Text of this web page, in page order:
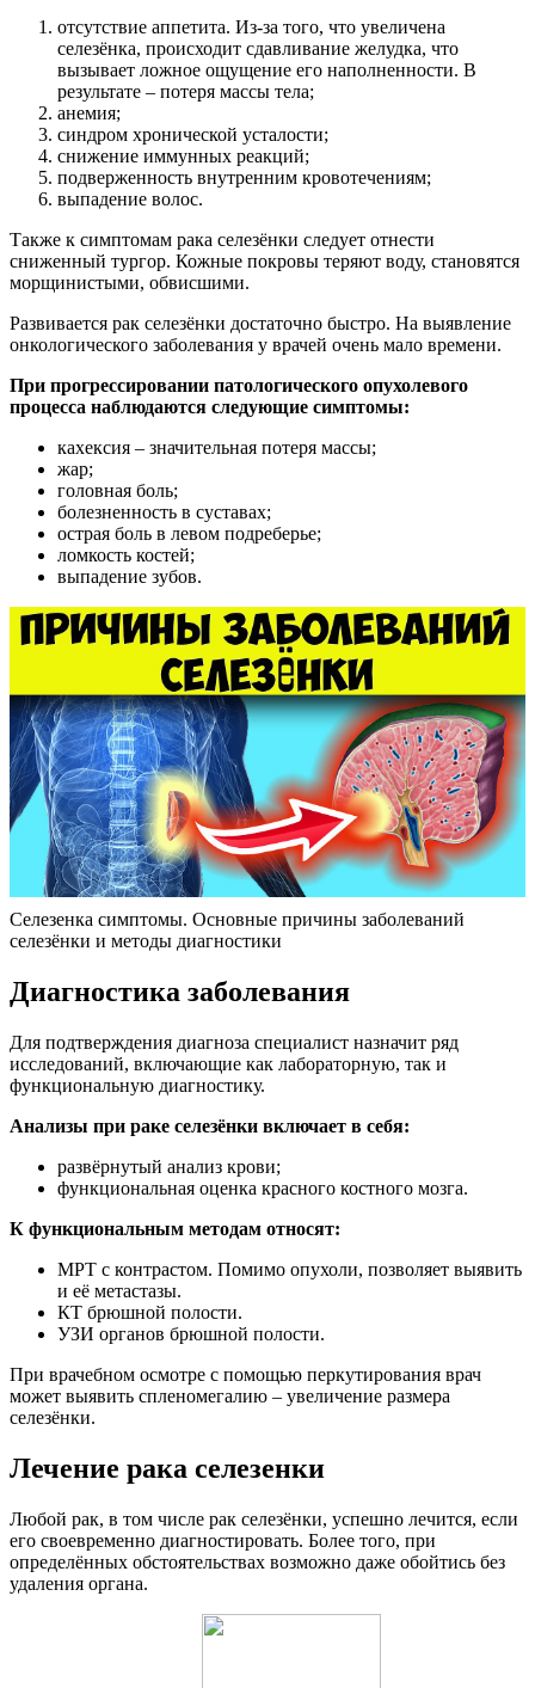
отсутствие аппетита. Из-за того, что увеличена
селезёнка, происходит сдавливание желудка, что
вызывает ложное ощущение его наполненности. В
результате – потеря массы тела;
анемия;
синдром хронической усталости;
снижение иммунных реакций;
подверженность внутренним кровотечениям;
выпадение волос.
Также к симптомам рака селезёнки следует отнести
сниженный тургор. Кожные покровы теряют воду, становятся
морщинистыми, обвисшими.
Развивается рак селезёнки достаточно быстро. На выявление
онкологического заболевания у врачей очень мало времени.
При прогрессировании патологического опухолевого
процесса наблюдаются следующие симптомы:
кахексия – значительная потеря массы;
жар;
головная боль;
болезненность в суставах;
острая боль в левом подреберье;
ломкость костей;
выпадение зубов.
Селезенка симптомы. Основные причины заболеваний
селезёнки и методы диагностики
Диагностика заболевания
Для подтверждения диагноза специалист назначит ряд
исследований, включающие как лабораторную, так и
функциональную диагностику.
Анализы при раке селезёнки включает в себя:
развёрнутый анализ крови;
функциональная оценка красного костного мозга.
К функциональным методам относят:
МРТ с контрастом. Помимо опухоли, позволяет выявить
и её метастазы.
КТ брюшной полости.
УЗИ органов брюшной полости.
При врачебном осмотре с помощью перкутирования врач
может выявить спленомегалию – увеличение размера
селезёнки.
Лечение рака селезенки
Любой рак, в том числе рак селезёнки, успешно лечится, если
его своевременно диагностировать. Более того, при
определённых обстоятельствах возможно даже обойтись без
удаления органа.